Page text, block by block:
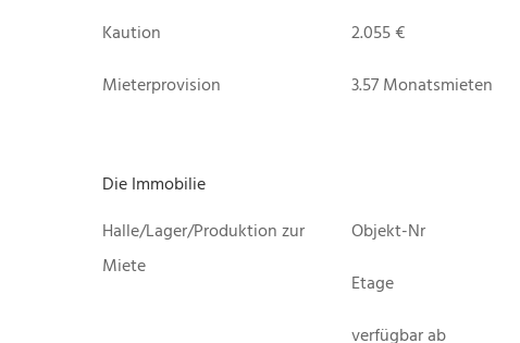
Kaution
2.055 €
Mieterprovision
3.57 Monatsmieten
Die Immobilie
Halle/Lager/Produktion zur
Miete
Objekt-Nr
Etage
verfügbar ab